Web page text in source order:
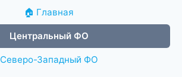
🏠 Главная
Центральный ФО
Северо-Западный ФО